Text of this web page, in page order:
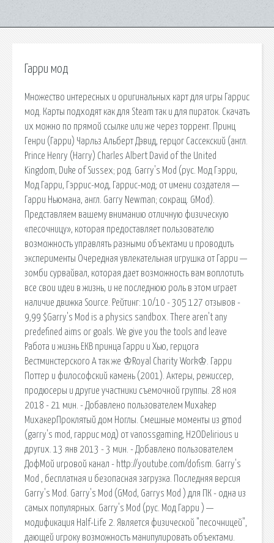
Гарри мод
Множество интересных и оригинальных карт для игры Гаррис
мод. Карты подходят как для Steam так и для пираток. Скачать
их можно по прямой ссылке или же через торрент. Принц
Генри (Гарри) Чарльз Альберт Дэвид, герцог Сассекский (англ.
Prince Henry (Harry) Charles Albert David of the United
Kingdom, Duke of Sussex; род. Garry's Mod (рус. Мод Гэрри,
Мод Гарри, Гэррис-мод, Гаррис-мод; от имени создателя —
Гарри Ньюмана, англ. Garry Newman; сокращ. GMod).
Представляем вашему вниманию отличную физическую
«песочницу», которая предоставляет пользователю
возможность управлять разными объектами и проводить
эксперименты Очередная увлекательная игрушка от Гарри —
зомби сурвайвал, которая дает возможность вам воплотить
все свои идеи в жизнь, и не последнюю роль в этом играет
наличие движка Source. Рейтинг: 10/10 - 305 127 отзывов -
9,99 $Garry's Mod is a physics sandbox. There aren't any
predefined aims or goals. We give you the tools and leave
Работа и жизнь ЕКВ принца Гарри и Хью, герцога
Вестминстерского А так же ♔Royal Charity Work♔. Гарри
Поттер и философский камень (2001). Актеры, режиссер,
продюсеры и другие участники съемочной группы. 28 ноя
2018 - 21 мин. - Добавлено пользователем Muxakep
МихакерПроклятый дом Ноглы. Смешные моменты из gmod
(garry's mod, гаррис мод) от vanossgaming, H2ODelirious и
других. 13 янв 2013 - 3 мин. - Добавлено пользователем
ДофМой игровой канал - http://youtube.com/dofism. Garry's
Mod , бесплатная и безопасная загрузка. Последняя версия
Garry's Mod. Garry's Mod (GMod, Garrys Mod ) для ПК - одна из
самых популярных. Garry's Mod (рус. Мод Гарри ) —
модификация Half-Life 2. Является физической "песочницей",
дающей игроку возможность манипулировать объектами.